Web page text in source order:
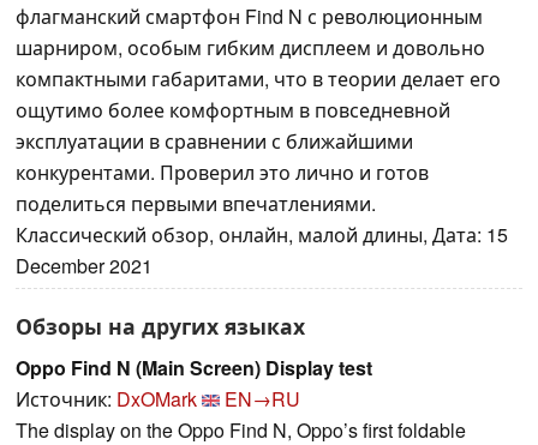
флагманский смартфон Find N с революционным
шарниром, особым гибким дисплеем и довольно
компактными габаритами, что в теории делает его
ощутимо более комфортным в повседневной
эксплуатации в сравнении с ближайшими
конкурентами. Проверил это лично и готов
поделиться первыми впечатлениями.
Классический обзор, онлайн, малой длины, Дата: 15
December 2021
Обзоры на других языках
Oppo Find N (Main Screen) Display test
Источник: DxOMark
EN→RU
The display on the Oppo Find N, Oppo’s first foldable